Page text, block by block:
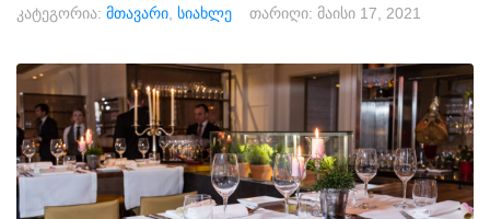
კატეგორია: მთავარი სიახლე თარიღი: მაისი 17, 2021